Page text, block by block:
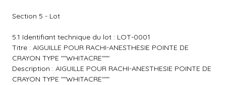
Section 5 - Lot
5.1 Identifiant technique du lot : LOT-0001
Titre : AIGUILLE POUR RACHI-ANESTHESIE POINTE DE
CRAYON TYPE ""WHITACRE"""
Description : AIGUILLE POUR RACHI-ANESTHESIE POINTE DE
CRAYON TYPE ""WHITACRE"""